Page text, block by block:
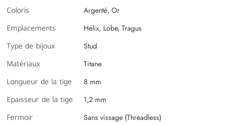
Coloris Argenté, Or
Emplacements Hélix, Lobe, Tragus
Type de bijoux Stud
Matériaux Titane
Longueur de la tige 8 mm
Epaisseur de la tige 1,2 mm
Fermoir Sans vissage (Threadless)